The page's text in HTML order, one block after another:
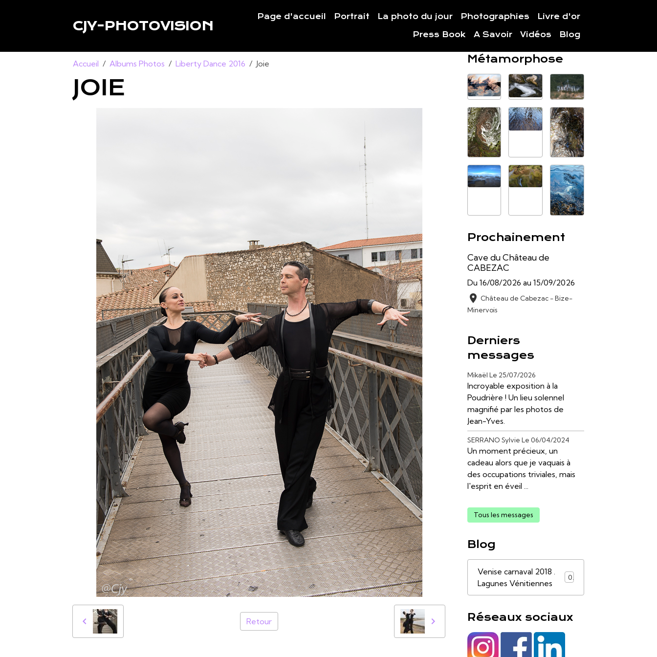
CJY-PHOTOVISION
Page d'accueil Portrait La photo du jour Photographies Livre d'or
Press Book A Savoir Vidéos Blog
Accueil Albums Photos Liberty Dance 2016 Joie
JOIE
Retour
Métamorphose
Prochainement
Cave du Château de
CABEZAC
Du 16/08/2026 au 15/09/2026
Château de Cabezac - Bize-
Minervois
Derniers
messages
Mikaël Le 25/07/2026
Incroyable exposition à la
Poudrière ! Un lieu solennel
magnifié par les photos de
Jean-Yves.
SERRANO Sylvie Le 06/04/2024
Un moment précieux, un
cadeau alors que je vaquais à
des occupations triviales, mais
l'esprit en éveil ...
Tous les messages
Blog
Venise carnaval 2018 .
Lagunes Vénitiennes
0
Réseaux sociaux